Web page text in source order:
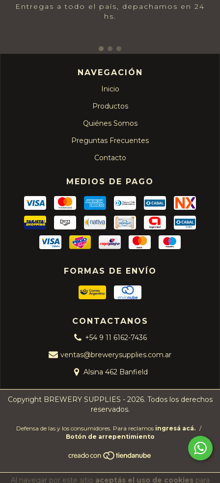
Al navegar por este sitio aceptás el uso de cookiespara
Entregas a todo el país, depachamos en 24
hs.
NAVEGACIÓN
Inicio
Productos
Quiénes Somos
Preguntas Frecuentes
Contacto
MEDIOS DE PAGO
FORMAS DE ENVÍO
CONTACTANOS
+54 9 11 6162-7436
ventas@brewerysupplies.com.ar
Alsina 462 Banfield
Copyright BREWERY SUPPLIES - 2026. Todos los derechos
reservados.
Defensa de las y los consumidores. Para reclamos ingresá acá. /
Botón de arrepentimiento